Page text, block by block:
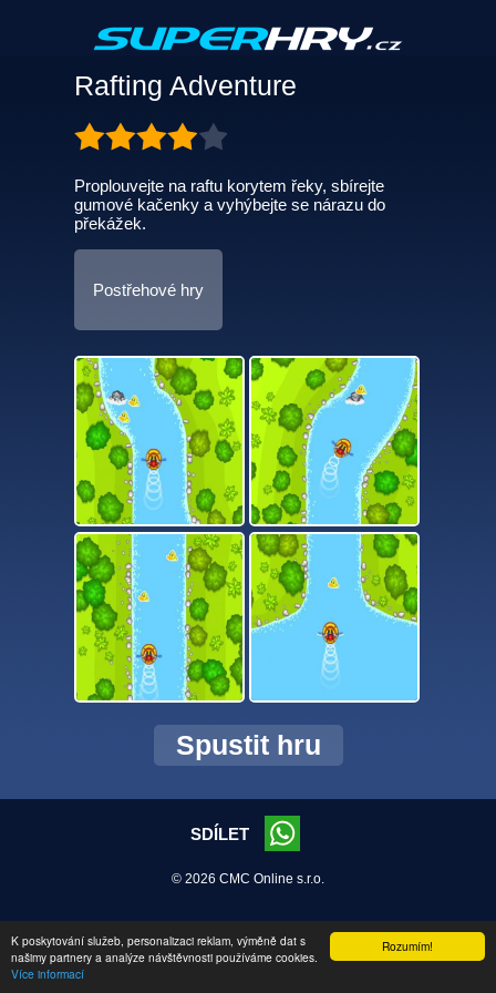
Rozumím!
K poskytování služeb, personalizaci reklam, výměně dat s
našimy partnery a analýze návštěvnosti používáme cookies.
Více informací
Rafting Adventure
Proplouvejte na raftu korytem řeky, sbírejte
gumové kačenky a vyhýbejte se nárazu do
překážek.
Postřehové hry
Spustit hru
SDÍLET
© 2026 CMC Online s.r.o.